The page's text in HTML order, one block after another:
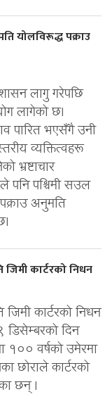
योलविरूद्ध पक्राउ
लागु गरेपछि
लागेको छ।
पारित भएसँगै उनी
व्यक्तित्वहरू
भ्रष्टाचार
पनि पश्चिमी सउल
अनुमति
जिमी कार्टरको निधन
जिमी कार्टरको निधन
दिन
१०० वर्षको उमेरमा
छोराले कार्टरको
छन् ।